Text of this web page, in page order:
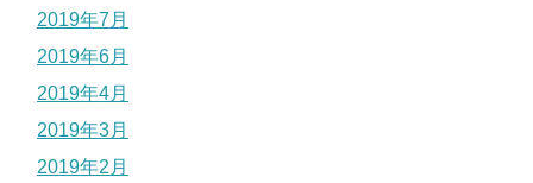
2019年7月
2019年6月
2019年4月
2019年3月
2019年2月